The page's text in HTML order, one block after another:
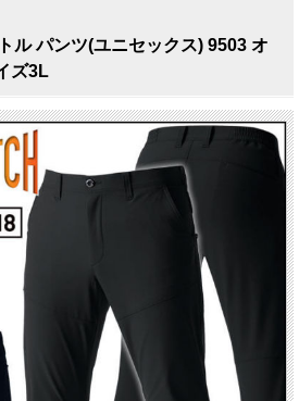
ル パンツ(ユニセックス) 9503 オ
ズ3L